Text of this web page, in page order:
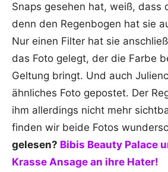
Snaps gesehen hat, weiß, dass
denn den Regenbogen hat sie
Nur einen Filter hat sie
das Foto gelegt, der die Farbe
Geltung bringt. Und auch
ähnliches Foto gepostet. Der
ihm allerdings nicht mehr
finden wir beide Fotos
gelesen? Bibis Beauty Palace
Krasse Ansage an ihre Hater!